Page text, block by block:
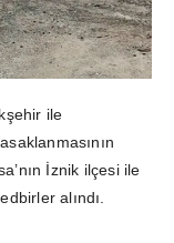
ile
İznik ilçesi ile
alındı.